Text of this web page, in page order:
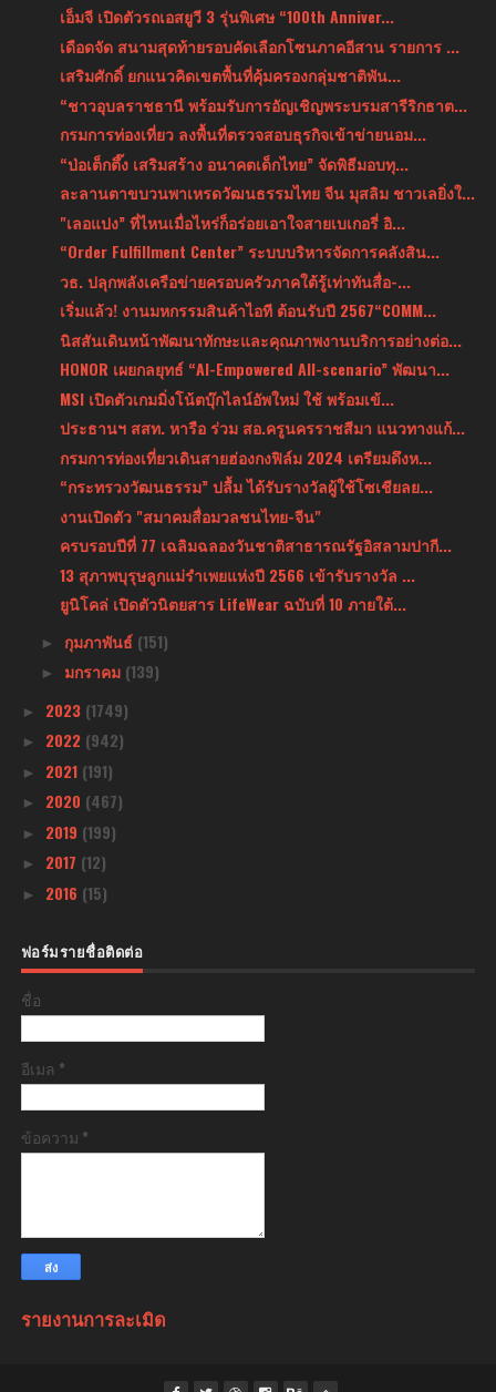
เอ็มจี เปิดตัวรถเอสยูวี 3 รุ่นพิเศษ “100th Anniver...
เดือดจัด สนามสุดท้ายรอบคัดเลือกโซนภาคอีสาน รายการ ...
เสริมศักดิ์ ยกแนวคิดเขตพื้นที่คุ้มครองกลุ่มชาติพัน...
“ชาวอุบลราชธานี พร้อมรับการอัญเชิญพระบรมสารีริกธาต...
กรมการท่องเที่ยว ลงพื้นที่ตรวจสอบธุรกิจเข้าข่ายนอม...
“ป่อเต็กตึ๊ง เสริมสร้าง อนาคตเด็กไทย” จัดพิธีมอบทุ...
ละลานตาขบวนพาเหรดวัฒนธรรมไทย จีน มุสลิม ชาวเลยิ่งใ...
"เลอแปง” ที่ไหนเมื่อไหร่ก็อร่อยเอาใจสายเบเกอรี่ อิ...
“Order Fulfillment Center” ระบบบริหารจัดการคลังสิน...
วธ. ปลุกพลังเครือข่ายครอบครัวภาคใต้รู้เท่าทันสื่อ-...
เริ่มแล้ว! งานมหกรรมสินค้าไอที ต้อนรับปี 2567“COMM...
นิสสันเดินหน้าพัฒนาทักษะและคุณภาพงานบริการอย่างต่อ...
HONOR เผยกลยุทธ์ “AI-Empowered All-scenario” พัฒนา...
MSI เปิดตัวเกมมิ่งโน้ตบุ๊กไลน์อัพใหม่ ใช้ พร้อมเข้...
ประธานฯ สสท. หารือ ร่วม สอ.ครูนครราชสีมา แนวทางแก้...
กรมการท่องเที่ยวเดินสายฮ่องกงฟิล์ม 2024 เตรียมดึงห...
“กระทรวงวัฒนธรรม” ปลื้ม ได้รับรางวัลผู้ใช้โซเชียลย...
งานเปิดตัว "สมาคมสื่อมวลชนไทย-จีน"
ครบรอบปีที่ 77 เฉลิมฉลองวันชาติสาธารณรัฐอิสลามปากี...
13 สุภาพบุรุษลูกแม่รำเพยแห่งปี 2566 เข้ารับรางวัล ...
ยูนิโคล่ เปิดตัวนิตยสาร LifeWear ฉบับที่ 10 ภายใต้...
► กุมภาพันธ์ (151)
► มกราคม (139)
► 2023 (1749)
► 2022 (942)
► 2021 (191)
► 2020 (467)
► 2019 (199)
► 2017 (12)
► 2016 (15)
ฟอร์มรายชื่อติดต่อ
ชื่อ
อีเมล *
ข้อความ *
รายงานการละเมิด